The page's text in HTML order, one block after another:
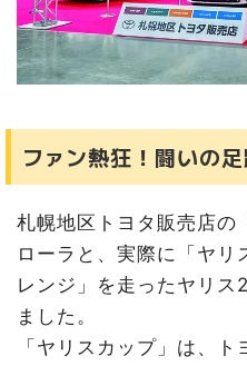
ファン熱狂！闘いの
札幌地区トヨタ販売店の
ローラと、実際に「ヤリ
レンジ」を走ったヤリス
ました。
「ヤリスカップ」は、